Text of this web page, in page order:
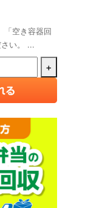
空き容器回
い。 ...
+